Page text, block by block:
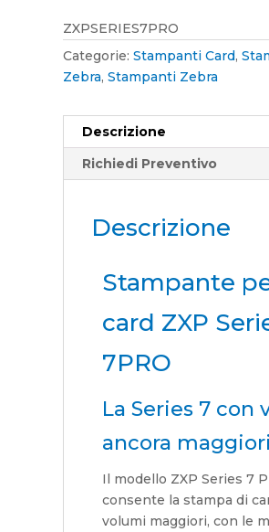
ZXPSERIES7PRO
Categorie: Stampanti Card,
Zebra, Stampanti Zebra
Descrizione
Richiedi Preventivo
Descrizione
Stampante
card ZXP
7PRO
La Series 7 con
ancora maggiori
Il modello ZXP Series 7
consente la stampa di
volumi maggiori, con le